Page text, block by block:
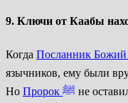
9. Ключи от Каабы
Когда Посланник Божий
язычников, ему были
Но Пророк ﷺ не